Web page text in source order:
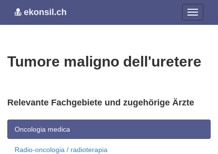
ekonsil.ch
Tumore maligno dell'uretere
Relevante Fachgebiete und zugehörige Ärzte
Oncologia medica
Radio-oncologia / radioterapia